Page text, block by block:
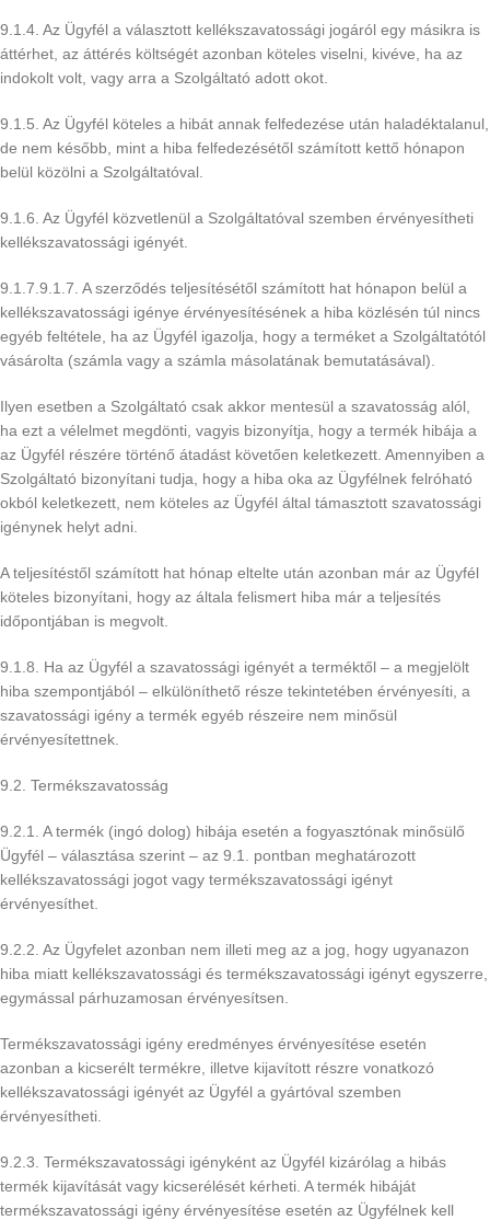
9.1.4. Az Ügyfél a választott kellékszavatossági jogáról egy másikra is
áttérhet, az áttérés költségét azonban köteles viselni, kivéve, ha az
indokolt volt, vagy arra a Szolgáltató adott okot.
9.1.5. Az Ügyfél köteles a hibát annak felfedezése után haladéktalanul,
de nem később, mint a hiba felfedezésétől számított kettő hónapon
belül közölni a Szolgáltatóval.
9.1.6. Az Ügyfél közvetlenül a Szolgáltatóval szemben érvényesítheti
kellékszavatossági igényét.
9.1.7.9.1.7. A szerződés teljesítésétől számított hat hónapon belül a
kellékszavatossági igénye érvényesítésének a hiba közlésén túl nincs
egyéb feltétele, ha az Ügyfél igazolja, hogy a terméket a Szolgáltatótól
vásárolta (számla vagy a számla másolatának bemutatásával).
Ilyen esetben a Szolgáltató csak akkor mentesül a szavatosság alól,
ha ezt a vélelmet megdönti, vagyis bizonyítja, hogy a termék hibája a
az Ügyfél részére történő átadást követően keletkezett. Amennyiben a
Szolgáltató bizonyítani tudja, hogy a hiba oka az Ügyfélnek felróható
okból keletkezett, nem köteles az Ügyfél által támasztott szavatossági
igénynek helyt adni.
A teljesítéstől számított hat hónap eltelte után azonban már az Ügyfél
köteles bizonyítani, hogy az általa felismert hiba már a teljesítés
időpontjában is megvolt.
9.1.8. Ha az Ügyfél a szavatossági igényét a terméktől – a megjelölt
hiba szempontjából – elkülöníthető része tekintetében érvényesíti, a
szavatossági igény a termék egyéb részeire nem minősül
érvényesítettnek.
9.2. Termékszavatosság
9.2.1. A termék (ingó dolog) hibája esetén a fogyasztónak minősülő
Ügyfél – választása szerint – az 9.1. pontban meghatározott
kellékszavatossági jogot vagy termékszavatossági igényt
érvényesíthet.
9.2.2. Az Ügyfelet azonban nem illeti meg az a jog, hogy ugyanazon
hiba miatt kellékszavatossági és termékszavatossági igényt egyszerre,
egymással párhuzamosan érvényesítsen.
Termékszavatossági igény eredményes érvényesítése esetén
azonban a kicserélt termékre, illetve kijavított részre vonatkozó
kellékszavatossági igényét az Ügyfél a gyártóval szemben
érvényesítheti.
9.2.3. Termékszavatossági igényként az Ügyfél kizárólag a hibás
termék kijavítását vagy kicserélését kérheti. A termék hibáját
termékszavatossági igény érvényesítése esetén az Ügyfélnek kell